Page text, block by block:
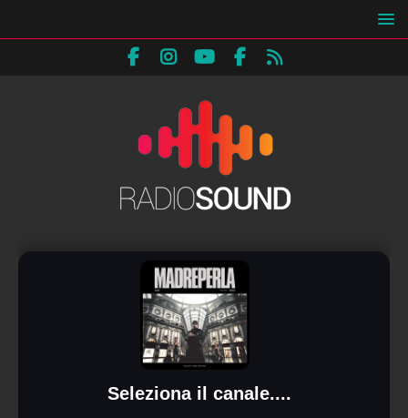
Seleziona il canale....